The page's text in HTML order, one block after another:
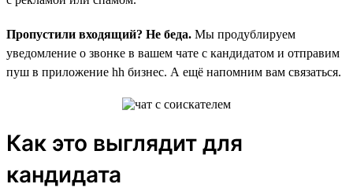
Пропустили входящий? Не беда. Мы продублируем
уведомление о звонке в вашем чате с кандидатом и отправим
пуш в приложение hh бизнес. А ещё напомним вам связаться.
Как это выглядит для
кандидата